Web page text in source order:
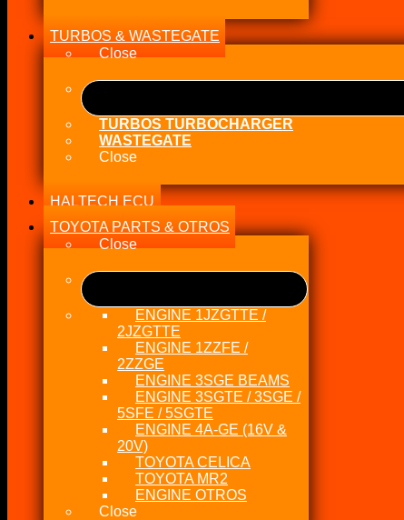
TURBOS & WASTEGATE
Close
TURBOS TURBOCHARGER
WASTEGATE
Close
HALTECH ECU
TOYOTA PARTS & OTROS
Close
ENGINE 1JZGTTE /
2JZGTTE
ENGINE 1ZZFE /
2ZZGE
ENGINE 3SGE BEAMS
ENGINE 3SGTE / 3SGE /
5SFE / 5SGTE
ENGINE 4A-GE (16V &
20V)
TOYOTA CELICA
TOYOTA MR2
ENGINE OTROS
Close